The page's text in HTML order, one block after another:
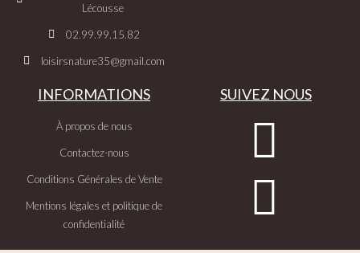
Lécousse
02.99.99.15.82
loisirsnature35@gmail.com
INFORMATIONS
À propos de nous
Contactez-nous
Conditions Générales de Vente
Mentions légales et politique de
confidentialité
SUIVEZ NOUS